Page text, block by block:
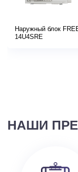
Наружный блок
14U4SRE
НАШИ